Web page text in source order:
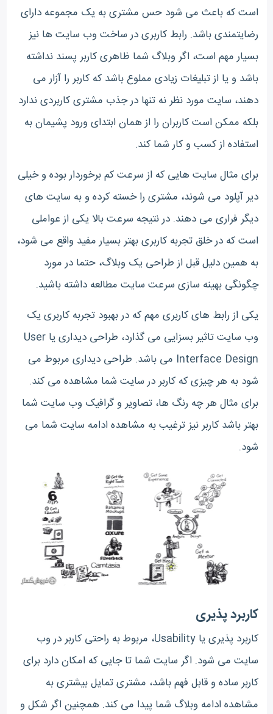
است که باعث می شود حس مشتری به یک مجموعه دارای
رضایتمندی باشد. رابط کاربری در ساخت وب سایت ها نیز
بسیار مهم است، اگر وبلاگ شما ظاهری کاربر پسند نداشته
باشد و یا از تبلیغات زیادی مملوع باشد که کاربر را آزار می
دهند، سایت مورد نظر نه تنها در جذب مشتری کاربردی ندارد
بلکه ممکن است کاربران را از همان ابتدای ورود پشیمان به
استفاده از کسب و کار شما کند.
برای مثال سایت هایی که از سرعت کم برخوردار بوده و خیلی
دیر آپلود می شوند، مشتری را خسته کرده و به سایت های
دیگر فراری می دهند. در نتیجه سرعت بالا یکی از عواملی
است که در خلق تجربه کاربری بهتر بسیار مفید واقع می شود،
به همین دلیل قبل از طراحی یک وبلاگ، حتما در مورد
چگونگی بهینه سازی سرعت سایت مطالعه داشته باشید.
یکی از رابط های کاربری مهم که در بهبود تجربه کاربری یک
وب سایت تاثیر بسزایی می گذارد، طراحی دیداری یا User
Interface Design می باشد. طراحی دیداری مربوط می
شود به هر چیزی که کاربر در سایت شما مشاهده می کند.
برای مثال هر چه رنگ ها، تصاویر و گرافیک وب سایت شما
بهتر باشد کاربر نیز ترغیب به مشاهده ادامه سایت شما می
شود.
کاربرد پذیری
کاربرد پذیری یا Usability، مربوط به راحتی کاربر در وب
سایت می شود. اگر سایت شما تا جایی که امکان دارد برای
کاربر ساده و قابل فهم باشد، مشتری تمایل بیشتری به
مشاهده ادامه وبلاگ شما پیدا می کند. همچنین اگر شکل و